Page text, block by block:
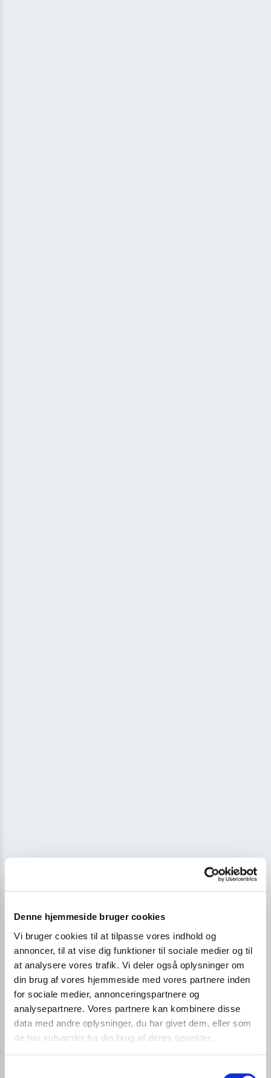
Denne hjemmeside bruger cookies
Vi bruger cookies til at tilpasse vores indhold og
annoncer, til at vise dig funktioner til sociale medier og til
at analysere vores trafik. Vi deler også oplysninger om
din brug af vores hjemmeside med vores partnere inden
for sociale medier, annonceringspartnere og
analysepartnere. Vores partnere kan kombinere disse
data med andre oplysninger, du har givet dem, eller som
de har indsamlet fra din brug af deres tjenester.